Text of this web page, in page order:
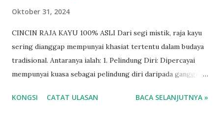
Oktober 31, 2024
CINCIN RAJA KAYU 100% ASLI Dari segi mistik, raja kayu
sering dianggap mempunyai khasiat tertentu dalam budaya
tradisional. Antaranya ialah: 1. Pelindung Diri: Dipercayai
mempunyai kuasa sebagai pelindung diri daripada gangguan
sebagai tangkal atau memakai sebagai perhiasan untuk
KONGSI CATAT ULASAN BACA SELANJUTNYA »